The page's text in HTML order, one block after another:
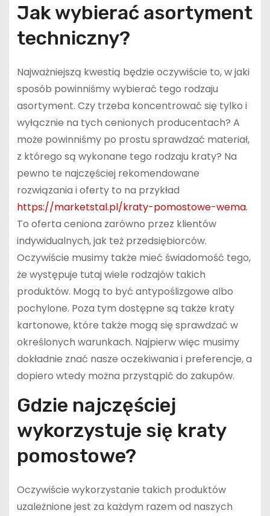
Jak wybierać asortyment
techniczny?
Najważniejszą kwestią będzie oczywiście to, w jaki
sposób powinniśmy wybierać tego rodzaju
asortyment. Czy trzeba koncentrować się tylko i
wyłącznie na tych cenionych producentach? A
może powinniśmy po prostu sprawdzać materiał,
z którego są wykonane tego rodzaju kraty? Na
pewno te najczęściej rekomendowane
rozwiązania i oferty to na przykład
https://marketstal.pl/kraty-pomostowe-wema.
To oferta ceniona zarówno przez klientów
indywidualnych, jak też przedsiębiorców.
Oczywiście musimy także mieć świadomość tego,
że występuje tutaj wiele rodzajów takich
produktów. Mogą to być antypoślizgowe albo
pochylone. Poza tym dostępne są także kraty
kartonowe, które także mogą się sprawdzać w
określonych warunkach. Najpierw więc musimy
dokładnie znać nasze oczekiwania i preferencje, a
dopiero wtedy można przystąpić do zakupów.
Gdzie najczęściej
wykorzystuje się kraty
pomostowe?
Oczywiście wykorzystanie takich produktów
uzależnione jest za każdym razem od naszych